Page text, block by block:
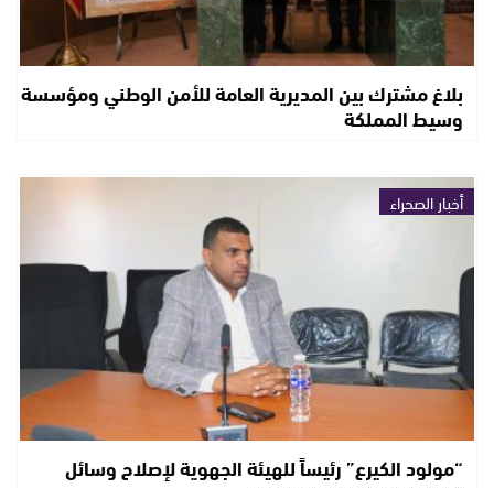
بلاغ مشترك بين المديرية العامة للأمن الوطني ومؤسسة
وسيط المملكة
أخبار الصحراء
“مولود الكيرع” رئيساً للهيئة الجهوية لإصلاح وسائل